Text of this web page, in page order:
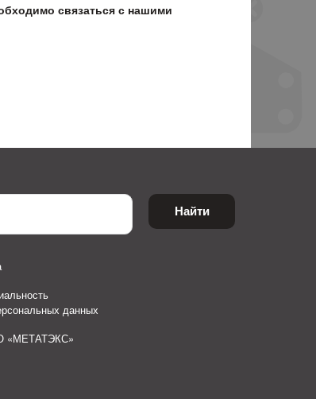
связаться с нашими
Найти
данных
«МЕТАТЭКС»